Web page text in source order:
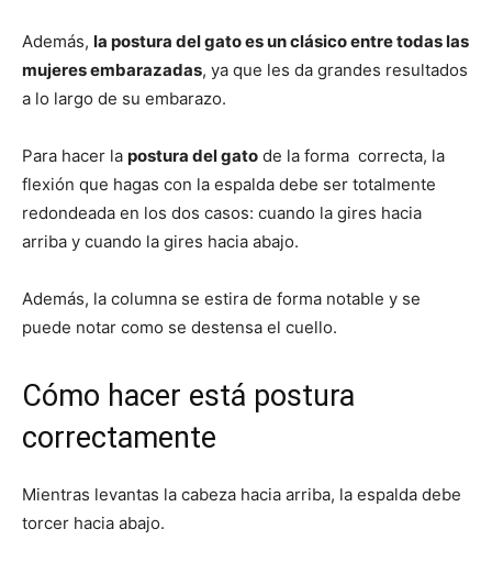
Además, la postura del gato es un clásico entre todas las
mujeres embarazadas, ya que les da grandes resultados
a lo largo de su embarazo.
Para hacer la postura del gato de la forma correcta, la
flexión que hagas con la espalda debe ser totalmente
redondeada en los dos casos: cuando la gires hacia
arriba y cuando la gires hacia abajo.
Además, la columna se estira de forma notable y se
puede notar como se destensa el cuello.
Cómo hacer está postura
correctamente
Mientras levantas la cabeza hacia arriba, la espalda debe
torcer hacia abajo.